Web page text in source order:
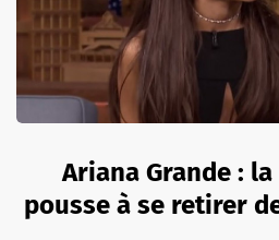
Ariana Grande :
pousse à se retirer